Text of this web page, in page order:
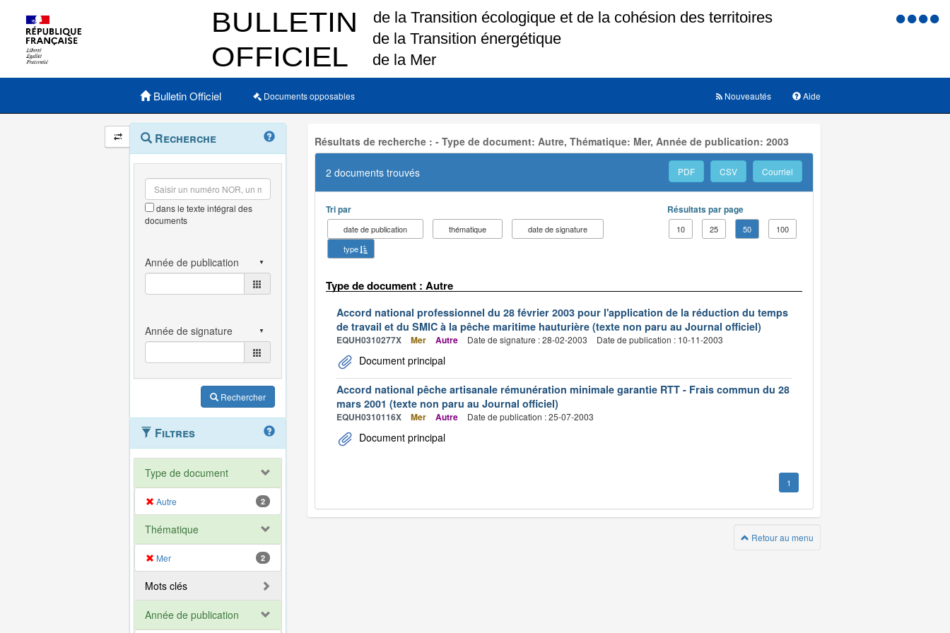
Menu
Menu principal
Bulletin Officiel Documents opposables Aide
Nouveautés
Navigation
et
outils
annexes
Menu
contextuel
Recherche
dans le texte intégral des
documents
Rechercher
Filtres
Type de document
Autre 2
Thématique
Mer 2
Mots clés
Année de publication
Résultats de recherche : - Type de document: Autre, Thématique: Mer, Année de publication: 2003
2 documents trouvés PDF CSV Courriel
Tri par
date de publication thématique
date de signature
type
Résultats par page
10 25 50 100
Type de document : Autre
Accord national professionnel du 28 février 2003 pour l'application de la réduction du temps
de travail et du SMIC à la pêche maritime hauturière (texte non paru au Journal officiel)
EQUH0310277X Mer Autre Date de signature : 28-02-2003 Date de publication : 10-11-2003
Document principal
Accord national pêche artisanale rémunération minimale garantie RTT - Frais commun du 28
mars 2001 (texte non paru au Journal officiel)
EQUH0310116X Mer Autre Date de publication : 25-07-2003
Document principal
1
Retour au menu